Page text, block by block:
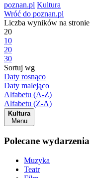
poznan.pl Kultura
Wróć do poznan.pl
Liczba wyników na stronie
20
10
20
30
Sortuj wg
Daty rosnąco
Daty malejąco
Alfabetu (A-Z)
Alfabetu (Z-A)
Kultura
Menu
Polecane wydarzenia
Muzyka
Teatr